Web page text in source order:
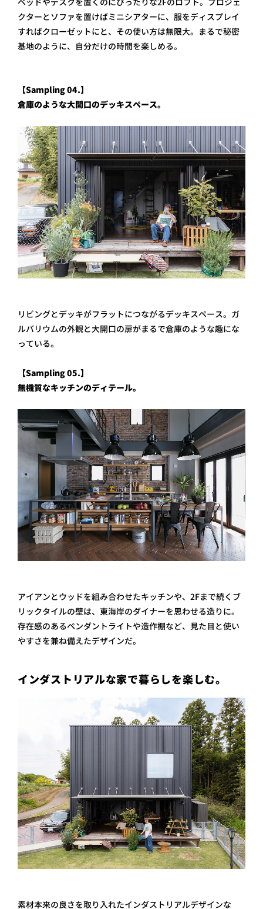
クターとソファを置けばミニシアターに、服をディスプレイ
すればクローゼットにと、その使い方は無限大。まるで秘密
基地のように、自分だけの時間を楽しめる。
【Sampling 04.】
倉庫のような大開口のデッキスペース。
リビングとデッキがフラットにつながるデッキスペース。ガ
ルバリウムの外観と大開口の扉がまるで倉庫のような趣にな
っている。
【Sampling 05.】
無機質なキッチンのディテール。
アイアンとウッドを組み合わせたキッチンや、2Fまで続くブ
リックタイルの壁は、東海岸のダイナーを思わせる造りに。
存在感のあるペンダントライトや造作棚など、見た目と使い
やすさを兼ね備えたデザインだ。
インダストリアルな家で暮らしを楽しむ。
素材本来の良さを取り入れたインダストリアルデザインな